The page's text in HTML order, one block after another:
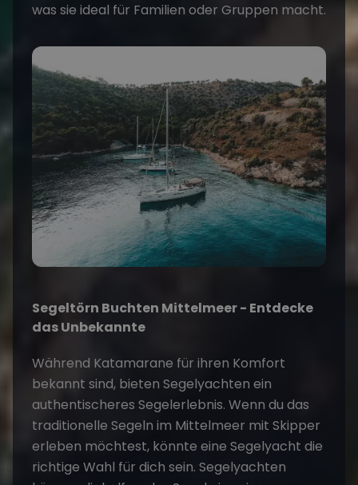
was sie ideal für Familien oder Gruppen macht.
Segeltörn Buchten Mittelmeer- Entdecke
das Unbekannte
Während Katamarane für ihren Komfort
bekannt sind, bieten Segelyachten ein
authentischeres Segelerlebnis. Wenn du das
traditionelle Segeln im Mittelmeer mit Skipper
erleben möchtest, könnte eine Segelyacht die
richtige Wahl für dich sein. Segelyachten